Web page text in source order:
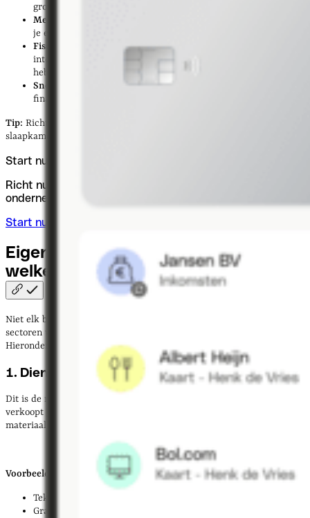
grote infrastructuur nodig om te starten
Meer flexibiliteit:
je een eigen bedrijf naast je baan wilt starten
Fiscale voordelen:
een deel van je woonkosten (huur, energie,
internet) is fiscaal aftrekbaar als je een aparte werkruimte
hebt
Sneller valideren:
je kunt je idee testen zonder grote
financiële verplichtingen
Tip: Richt een aparte werkruimte in — al is het maar een hoek van je
slaapkamer. Dit helpt bij focus én maakt fiscale aftrek makkelijker.
Start nu je eigen bedrijf
Richt nu je BV of je Holding BV op van €600 en begin met
ondernemen!
Start nu je bedrijf
Eigen bedrijf starten vanuit huis:
welke ideeën werken hetbest?
Niet elk bedrijf leent zich voor thuiswerken. Maar er zijn tientallen
sectoren waarbij je probleemloos vanuit huis aan de slag kunt.
Hieronder vind je de meest kansrijke categorieën voor 2026.
1. Dienstverlening en freelancing
Dit is de meest toegankelijke categorie voor thuiswerkers. Je
verkoopt je kennis of vaardigheden — en hebt daar nauwelijks
materiaal voor nodig.
Voorbeelden:
Tekstschrijver of copywriter
Grafisch ontwerper of webdesigner